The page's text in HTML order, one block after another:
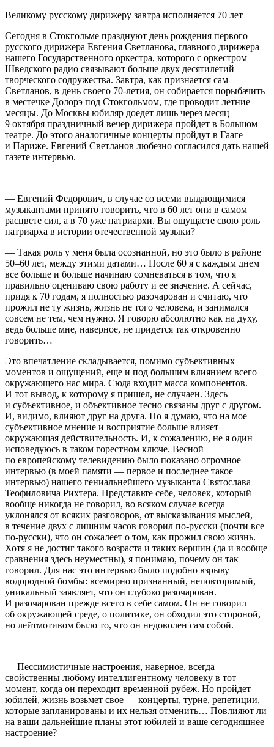
Великому русскому дирижеру завтра исполняется 70 лет
Сегодня в Стокгольме празднуют день рождения первого
русского дирижера Евгения Светланова, главного дирижера
нашего Государственного оркестра, которого с оркестром
Шведского радио связывают больше двух десятилетий
творческого содружества. Завтра, как признается сам
Светланов, в день своего 70-летия, он собирается порыбачить
в местечке Долорэ под Стокгольмом, где проводит летние
месяцы. До Москвы юбиляр доедет лишь через месяц —
9 октября праздничный вечер дирижера пройдет в Большом
театре. До этого аналогичные концерты пройдут в Гааге
и Париже. Евгений Светланов любезно согласился дать нашей
газете интервью.
— Евгений Федорович, в случае со всеми выдающимися
музыкантами принято говорить, что в 60 лет они в самом
расцвете сил, а в 70 уже патриархи. Вы ощущаете свою роль
патриарха в истории отечественной музыки?
— Такая роль у меня была осознанной, но это было в районе
50–60 лет, между этими датами… После 60 я с каждым днем
все больше и больше начинаю сомневаться в том, что я
правильно оцениваю свою работу и ее значение. А сейчас,
придя к 70 годам, я полностью разочарован и считаю, что
прожил не ту жизнь, жизнь не того человека, и занимался
совсем не тем, чем нужно. Я говорю абсолютно как на духу,
ведь больше мне, наверное, не придется так откровенно
говорить…
Это впечатление складывается, помимо субъективных
моментов и ощущений, еще и под большим влиянием всего
окружающего нас мира. Сюда входит масса компонентов.
И тот вывод, к которому я пришел, не случаен. Здесь
и субъективное, и объективное тесно связаны друг с другом.
И, видимо, влияют друг на друга. Но я думаю, что на мое
субъективное мнение и восприятие больше влияет
окружающая действительность. И, к сожалению, не я один
исповедуюсь в таком горестном ключе. Весной
по европейскому телевидению было показано огромное
интервью (в моей памяти — первое и последнее такое
интервью) нашего гениальнейшего музыканта Святослава
Теофиловича Рихтера. Представьте себе, человек, который
вообще никогда не говорил, во всяком случае всегда
уклонялся от всяких разговоров, от высказывания мыслей,
в течение двух с лишним часов говорил по-русски (почти все
по-русски), что он сожалеет о том, как прожил свою жизнь.
Хотя я не достиг такого возраста и таких вершин (да и вообще
сравнения здесь неуместны), я понимаю, почему он так
говорил. Для нас это интервью было подобно взрыву
водородной бомбы: всемирно признанный, неповторимый,
уникальный заявляет, что он глубоко разочарован.
И разочарован прежде всего в себе самом. Он не говорил
об окружающей среде, о политике, он обходил это стороной,
но лейтмотивом было то, что он недоволен сам собой.
— Пессимистичные настроения, наверное, всегда
свойственны любому интеллигентному человеку в тот
момент, когда он переходит временной рубеж. Но пройдет
юбилей, жизнь возьмет свое — концерты, турне, репетиции,
которые запланированы и их нельзя отменить… Повлияют ли
на ваши дальнейшие планы этот юбилей и ваше сегодняшнее
настроение?